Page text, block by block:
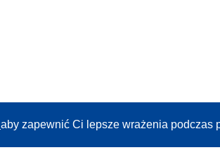
aby zapewnić Ci lepsze wrażenia podczas